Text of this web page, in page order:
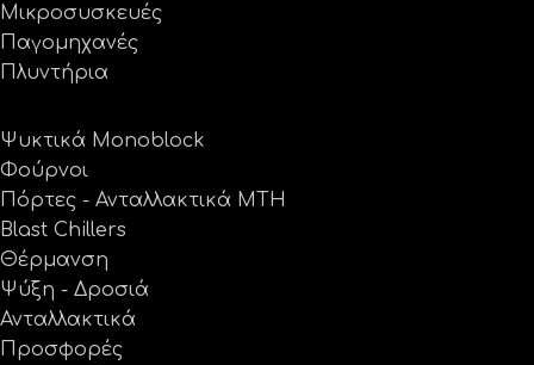
Μικροσυσκευές
Παγομηχανές
Πλυντήρια
Ψυκτικά Monoblock
Φούρνοι
Πόρτες - Ανταλλακτικά MTH
Blast Chillers
Θέρμανση
Ψύξη - Δροσιά
Ανταλλακτικά
Προσφορές